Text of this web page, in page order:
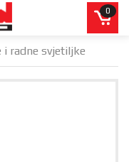
0
i radne svjetiljke